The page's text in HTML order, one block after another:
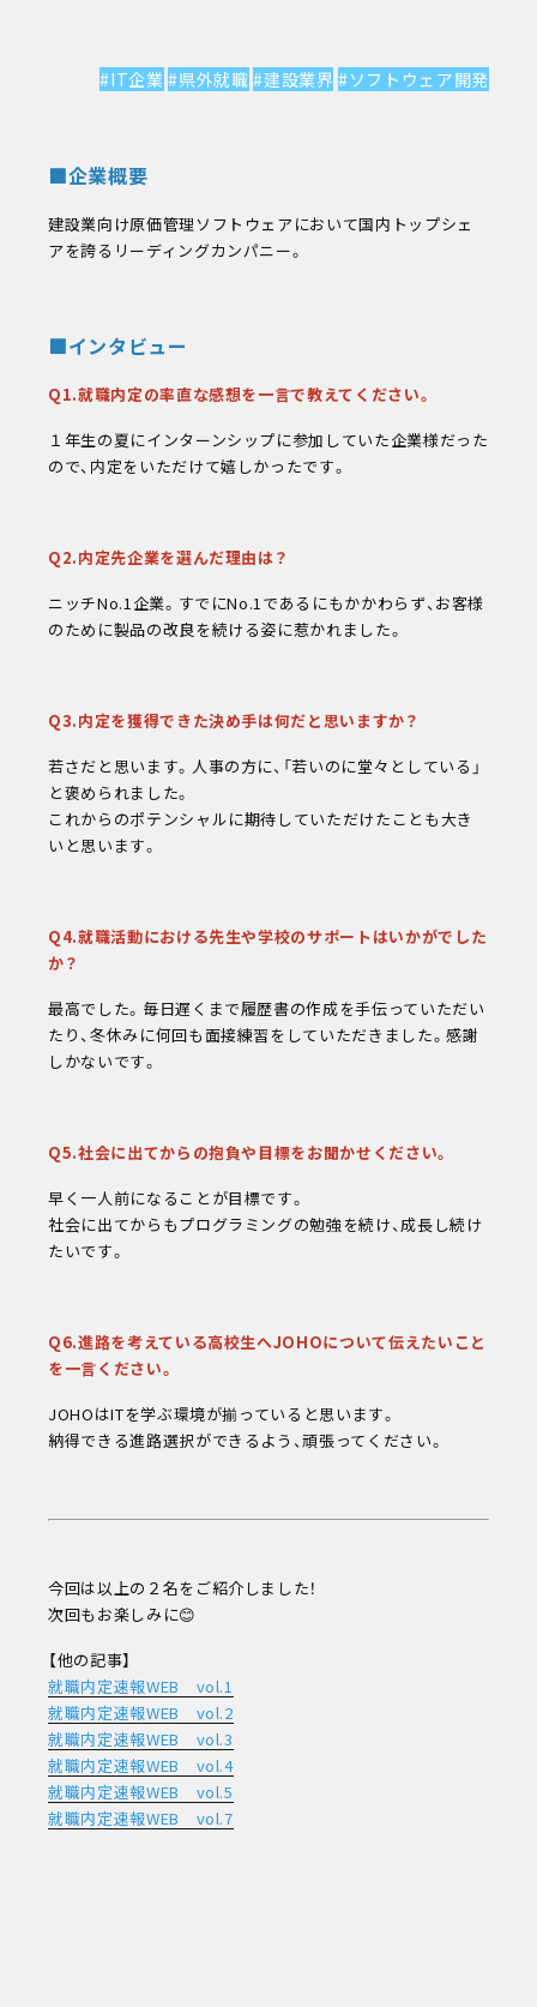
#IT企業 #県外就職 #建設業界 #ソフトウェア開発
■企業概要
建設業向け原価管理ソフトウェアにおいて国内トップシェ
アを誇るリーディングカンパニー。
■インタビュー
Q1.就職内定の率直な感想を一言で教えてください。
１年生の夏にインターンシップに参加していた企業様だった
ので、内定をいただけて嬉しかったです。
Q2.内定先企業を選んだ理由は？
ニッチNo.1企業。すでにNo.1であるにもかかわらず、お客様
のために製品の改良を続ける姿に惹かれました。
Q3.内定を獲得できた決め手は何だと思いますか？
若さだと思います。人事の方に、「若いのに堂々としている」
と褒められました。
これからのポテンシャルに期待していただけたことも大き
いと思います。
Q4.就職活動における先生や学校のサポートはいかがでした
か？
最高でした。毎日遅くまで履歴書の作成を手伝っていただい
たり、冬休みに何回も面接練習をしていただきました。感謝
しかないです。
Q5.社会に出てからの抱負や目標をお聞かせください。
早く一人前になることが目標です。
社会に出てからもプログラミングの勉強を続け、成長し続け
たいです。
Q6.進路を考えている高校生へJOHOについて伝えたいこと
を一言ください。
JOHOはITを学ぶ環境が揃っていると思います。
納得できる進路選択ができるよう、頑張ってください。
今回は以上の２名をご紹介しました！
次回もお楽しみに😊
【他の記事】
就職内定速報WEB vol.1
就職内定速報WEB vol.2
就職内定速報WEB vol.3
就職内定速報WEB vol.4
就職内定速報WEB vol.5
就職内定速報WEB vol.7